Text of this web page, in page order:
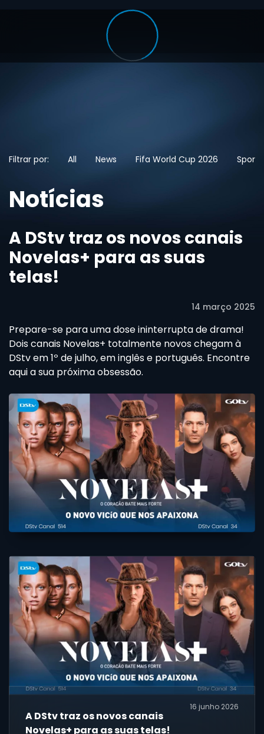
Filtrar por: All News Fifa World Cup 2026 Sports
Notícias
A DStv traz os novos canais
Novelas+ para as suas
telas!
14 março 2025
Prepare-se para uma dose ininterrupta de drama!
Dois canais Novelas+ totalmente novos chegam à
DStv em 1º de julho, em inglês e português. Encontre
aqui a sua próxima obsessão.
16 junho 2026
A DStv traz os novos canais
Novelas+ para as suas telas!